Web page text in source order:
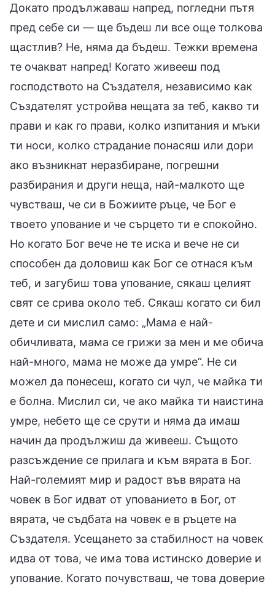
Докато продължаваш напред, погледни пътя
пред себе си — ще бъдеш ли все още толкова
щастлив? Не, няма да бъдеш. Тежки времена
те очакват напред! Когато живееш под
господството на Създателя, независимо как
Създателят устройва нещата за теб, какво ти
прави и как го прави, колко изпитания и мъки
ти носи, колко страдание понасяш или дори
ако възникнат неразбиране, погрешни
разбирания и други неща, най-малкото ще
чувстваш, че си в Божиите ръце, че Бог е
твоето упование и че сърцето ти е спокойно.
Но когато Бог вече не те иска и вече не си
способен да доловиш как Бог се отнася към
теб, и загубиш това упование, сякаш целият
свят се срива около теб. Сякаш когато си бил
дете и си мислил само: „Мама е най-
обичливата, мама се грижи за мен и ме обича
най-много, мама не може да умре“. Не си
можел да понесеш, когато си чул, че майка ти
е болна. Мислил си, че ако майка ти наистина
умре, небето ще се срути и няма да имаш
начин да продължиш да живееш. Същото
разсъждение се прилага и към вярата в Бог.
Най-големият мир и радост във вярата на
човек в Бог идват от упованието в Бог, от
вярата, че съдбата на човек е в ръцете на
Създателя. Усещането за стабилност на човек
идва от това, че има това истинско доверие и
упование. Когато почувстваш, че това доверие